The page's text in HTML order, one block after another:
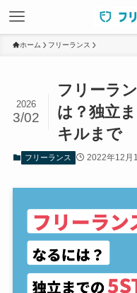
ホーム フリーランス
フリーラ
は？独立
キルまで
2026
3/02
フリーランス 2022年12月